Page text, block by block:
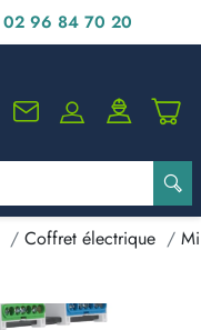
02 96 84 70 20
Coffret électrique